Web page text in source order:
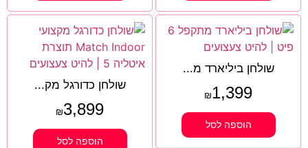
שולחן ביליארד מ...
₪1,399
הוספה לסל
שולחן כדורגל מק...
₪3,899
הוספה לסל